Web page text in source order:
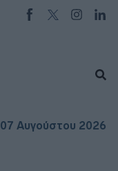
07 Αυγούστου 2026